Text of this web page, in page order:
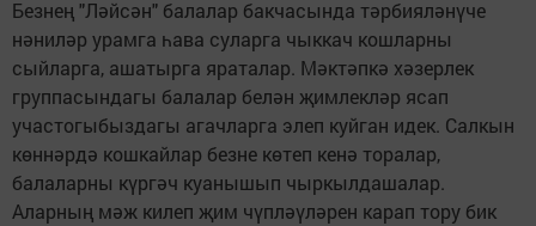
Безнең "Ләйсән" балалар бакчасында тәрбияләнүче
нәниләр урамга һава суларга чыккач кошларны
сыйларга, ашатырга яраталар. Мәктәпкә хәзерлек
группасындагы балалар белән җимлекләр ясап
участогыбыздагы агачларга элеп куйган идек. Салкын
көннәрдә кошкайлар безне көтеп кенә торалар,
балаларны күргәч куанышып чыркылдашалар.
Аларның мәж килеп җим чүпләүләрен карап тору бик